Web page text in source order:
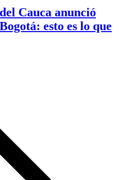
Cauca anunció
esto es lo que